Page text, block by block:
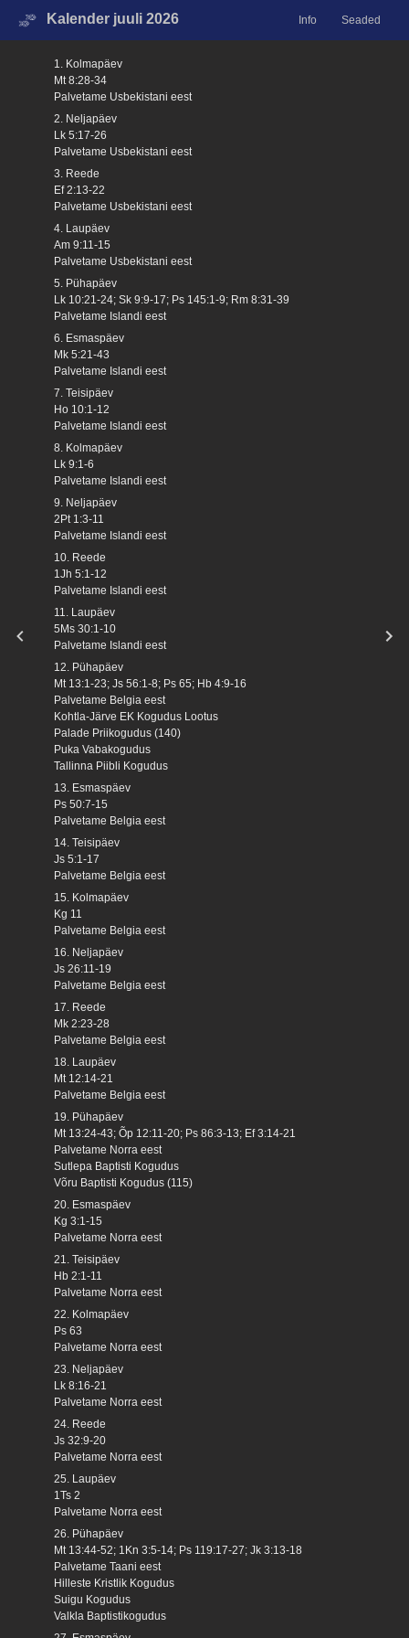
Kalender juuli 2026 Info Seaded
1. Kolmapäev
Mt 8:28-34
Palvetame Usbekistani eest
2. Neljapäev
Lk 5:17-26
Palvetame Usbekistani eest
3. Reede
Ef 2:13-22
Palvetame Usbekistani eest
4. Laupäev
Am 9:11-15
Palvetame Usbekistani eest
5. Pühapäev
Lk 10:21-24; Sk 9:9-17; Ps 145:1-9; Rm 8:31-39
Palvetame Islandi eest
6. Esmaspäev
Mk 5:21-43
Palvetame Islandi eest
7. Teisipäev
Ho 10:1-12
Palvetame Islandi eest
8. Kolmapäev
Lk 9:1-6
Palvetame Islandi eest
9. Neljapäev
2Pt 1:3-11
Palvetame Islandi eest
10. Reede
1Jh 5:1-12
Palvetame Islandi eest
11. Laupäev
5Ms 30:1-10
Palvetame Islandi eest
12. Pühapäev
Mt 13:1-23; Js 56:1-8; Ps 65; Hb 4:9-16
Palvetame Belgia eest
Kohtla-Järve EK Kogudus Lootus
Palade Priikogudus (140)
Puka Vabakogudus
Tallinna Piibli Kogudus
13. Esmaspäev
Ps 50:7-15
Palvetame Belgia eest
14. Teisipäev
Js 5:1-17
Palvetame Belgia eest
15. Kolmapäev
Kg 11
Palvetame Belgia eest
16. Neljapäev
Js 26:11-19
Palvetame Belgia eest
17. Reede
Mk 2:23-28
Palvetame Belgia eest
18. Laupäev
Mt 12:14-21
Palvetame Belgia eest
19. Pühapäev
Mt 13:24-43; Õp 12:11-20; Ps 86:3-13; Ef 3:14-21
Palvetame Norra eest
Sutlepa Baptisti Kogudus
Võru Baptisti Kogudus (115)
20. Esmaspäev
Kg 3:1-15
Palvetame Norra eest
21. Teisipäev
Hb 2:1-11
Palvetame Norra eest
22. Kolmapäev
Ps 63
Palvetame Norra eest
23. Neljapäev
Lk 8:16-21
Palvetame Norra eest
24. Reede
Js 32:9-20
Palvetame Norra eest
25. Laupäev
1Ts 2
Palvetame Norra eest
26. Pühapäev
Mt 13:44-52; 1Kn 3:5-14; Ps 119:17-27; Jk 3:13-18
Palvetame Taani eest
Hilleste Kristlik Kogudus
Suigu Kogudus
Valkla Baptistikogudus